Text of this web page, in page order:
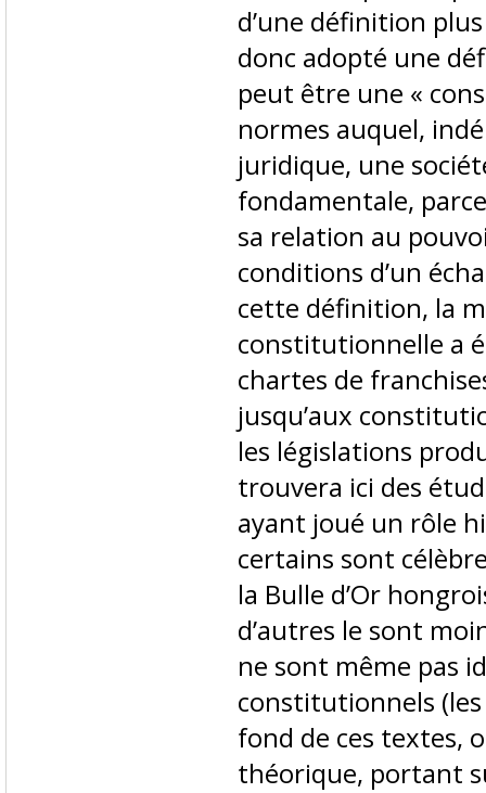
d’une définition
donc adopté une
peut être une «
normes auquel,
juridique, une
fondamentale,
sa relation au
conditions d’un
cette définition, la
constitutionnelle a
chartes de
jusqu’aux
les législations
trouvera ici des
ayant joué un rôle
certains sont
la Bulle d’Or
d’autres le sont
ne sont même pas
constitutionnels
fond de ces textes,
théorique, portant